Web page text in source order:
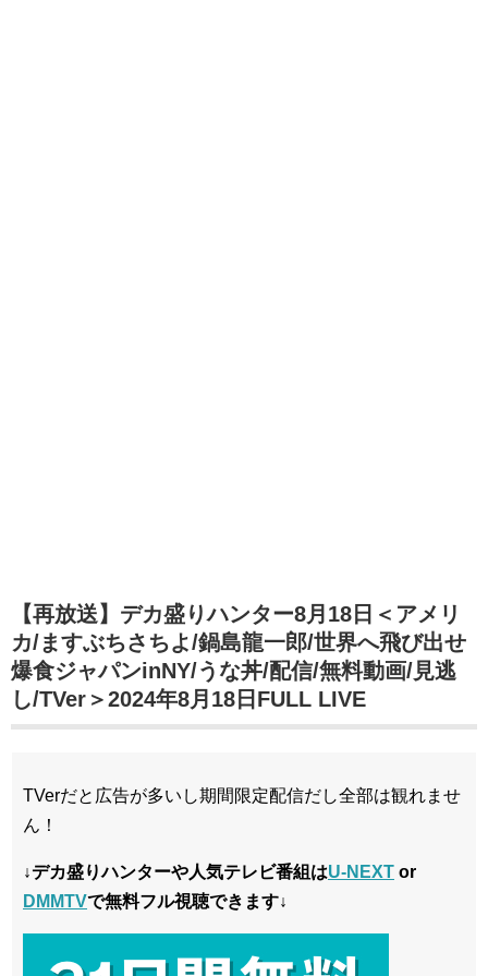
【再放送】デカ盛りハンター8月18日＜アメリ
カ/ますぶちさちよ/鍋島龍一郎/世界へ飛び出せ
爆食ジャパンinNY/うな丼/配信/無料動画/見逃
し/TVer＞2024年8月18日FULL LIVE
TVerだと広告が多いし期間限定配信だし全部は観れませ
ん！
↓デカ盛りハンターや人気テレビ番組はU-NEXT or
DMMTVで無料フル視聴できます↓